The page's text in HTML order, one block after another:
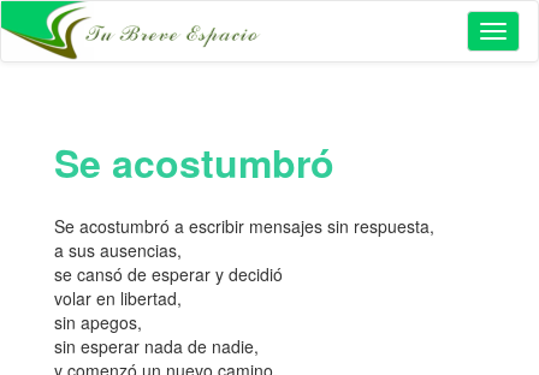
Se acostumbró
Se acostumbró a escribir mensajes sin respuesta,
a sus ausencias,
se cansó de esperar y decidió
volar en libertad,
sin apegos,
sin esperar nada de nadie,
y comenzó un nuevo camino,